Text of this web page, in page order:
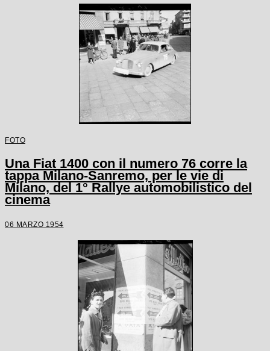
FOTO
Una Fiat 1400 con il numero 76 corre la
tappa Milano-Sanremo, per le vie di
Milano, del 1° Rallye automobilistico del
cinema
06 MARZO 1954